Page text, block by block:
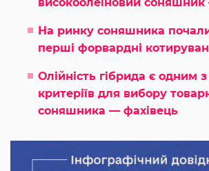
На ринку соняшника
перші форвардні
Олійність гібрида є одним
критеріїв для вибору
соняшника — фахівець